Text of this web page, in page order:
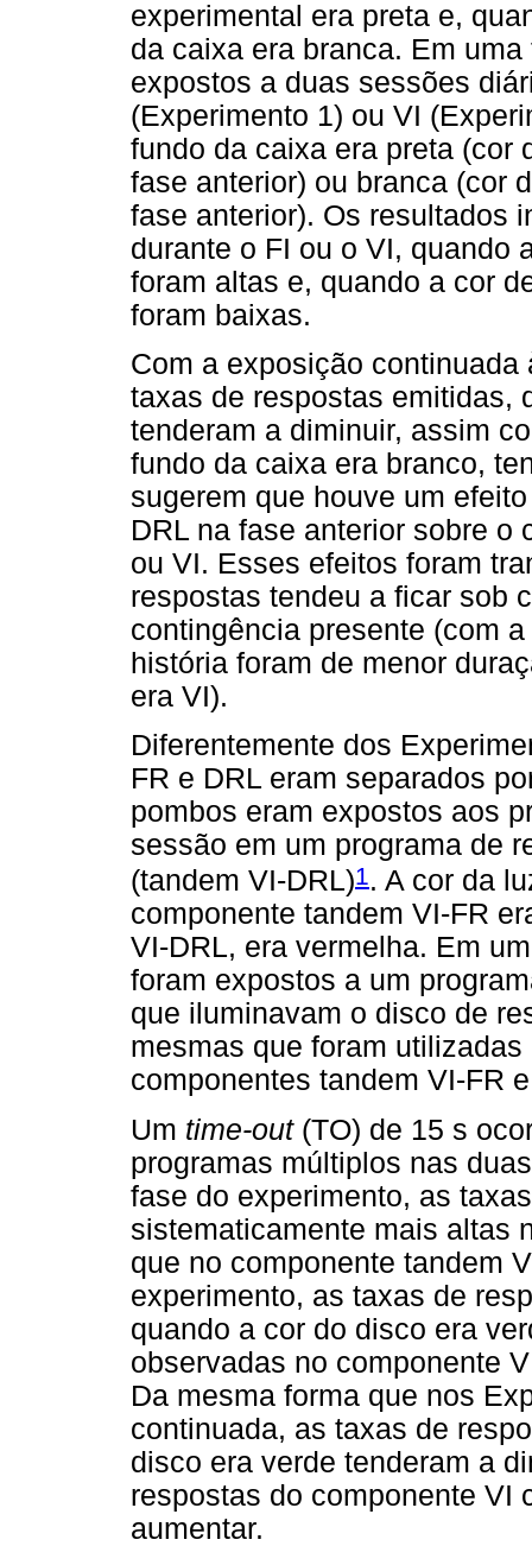
experimental era preta e,
da caixa era branca. Em
expostos a duas sessões
(Experimento 1) ou VI
fundo da caixa era preta (cor
fase anterior) ou branca (cor
fase anterior). Os resultados
durante o FI ou o VI, quando
foram altas e, quando a cor
foram baixas.
Com a exposição
taxas de respostas emitidas,
tenderam a diminuir, assim
fundo da caixa era branco,
sugerem que houve um
DRL na fase anterior sobre o
ou VI. Esses efeitos foram
respostas tendeu a ficar sob
contingência presente (com
história foram de menor
era VI).
Diferentemente dos
FR e DRL eram separados
pombos eram expostos aos
sessão em um programa de
(tandem VI-DRL)1. A cor da
componente tandem VI-FR
VI-DRL, era vermelha. Em
foram expostos a um
que iluminavam o disco de
mesmas que foram
componentes tandem VI-FR
Um time-out(TO) de 15 s
programas múltiplos nas
fase do experimento, as
sistematicamente mais altas
que no componente tandem
experimento, as taxas de
quando a cor do disco era
observadas no componente
Da mesma forma que nos
continuada, as taxas de
disco era verde tenderam a
respostas do componente VI
aumentar.